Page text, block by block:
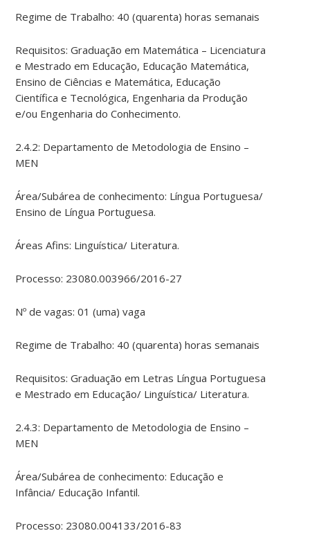
Regime de Trabalho: 40 (quarenta) horas semanais
Requisitos: Graduação em Matemática – Licenciatura
e Mestrado em Educação, Educação Matemática,
Ensino de Ciências e Matemática, Educação
Científica e Tecnológica, Engenharia da Produção
e/ou Engenharia do Conhecimento.
2.4.2: Departamento de Metodologia de Ensino –
MEN
Área/Subárea de conhecimento: Língua Portuguesa/
Ensino de Língua Portuguesa.
Áreas Afins: Linguística/ Literatura.
Processo: 23080.003966/2016-27
Nº de vagas: 01 (uma) vaga
Regime de Trabalho: 40 (quarenta) horas semanais
Requisitos: Graduação em Letras Língua Portuguesa
e Mestrado em Educação/ Linguística/ Literatura.
2.4.3: Departamento de Metodologia de Ensino –
MEN
Área/Subárea de conhecimento: Educação e
Infância/ Educação Infantil.
Processo: 23080.004133/2016-83